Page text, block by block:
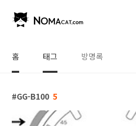
홈 태그 방명록
GG-B100 5